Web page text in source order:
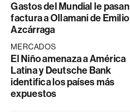
Gastos del Mundial le pasan
factura a Ollamani de Emilio
Azcárraga
MERCADOS
El Niño amenaza a América
Latina y Deutsche Bank
identifica los países más
expuestos